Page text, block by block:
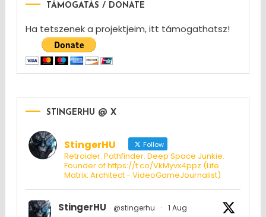
TÁMOGATÁS / DONATE
Ha tetszenek a projektjeim, itt támogathatsz!
STINGERHU @ X
StingerHU Follow
Retroider. Pathfinder. Deep Space Junkie.
Founder of https://t.co/VkMyvx4ppz (Life
Matrix: Architect - VideoGameJournalist)
StingerHU @stingerhu · 1 Aug